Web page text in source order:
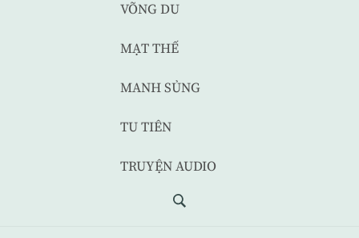
VÕNG DU
MẠT THẾ
MANH SỦNG
TU TIÊN
TRUYỆN AUDIO